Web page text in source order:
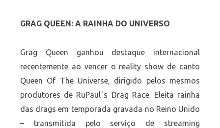
GRAG QUEEN: A RAINHA DO UNIVERSO
Grag Queen ganhou destaque internacional
recentemente ao vencer o reality show de canto
Queen Of The Universe, dirigido pelos mesmos
produtores de RuPaul´s Drag Race. Eleita rainha
das drags em temporada gravada no Reino Unido
– transmitida pelo serviço de streaming